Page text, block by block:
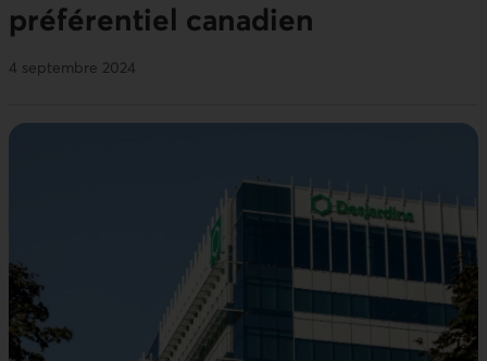
préférentiel canadien
4 septembre 2024